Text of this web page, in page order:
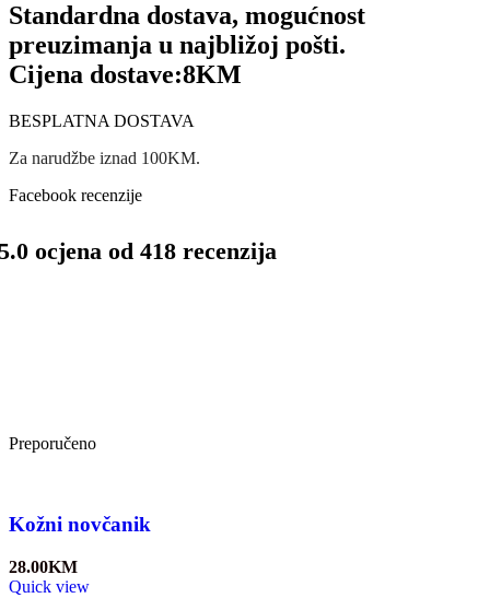
Standardna dostava, mogućnost
preuzimanja u najbližoj pošti.
Cijena dostave:8KM
BESPLATNA DOSTAVA
Za narudžbe iznad 100KM.
Facebook recenzije
ocjena od 418 recenzija
Preporučeno
Kožni novčanik
28.00KM
Quick view